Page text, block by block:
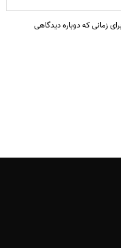
زمانی که دوباره دیدگاهی